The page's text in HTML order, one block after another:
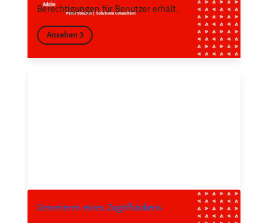
Berechtigungen für Benutzer erhält.
Ansehen 3
Generieren eines Zugriffstokens